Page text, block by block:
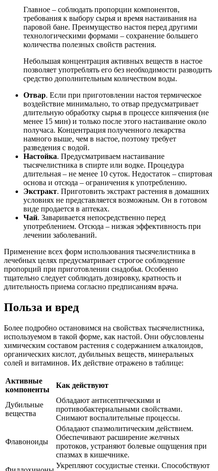
Главное – соблюдать пропорции компонентов,
требования к выбору сырья и время настаивания на
паровой бане. Преимущество настоя перед другими
технологическими формами – сохранение большего
количества полезных свойств растения.
Небольшая концентрация активных веществ в настое
позволяет употреблять его без необходимости разводить
средство дополнительным количеством воды.
Отвар. Если при приготовлении настоя термическое
воздействие минимально, то отвар предусматривает
длительную обработку сырья в процессе кипячения (не
менее 15 мин) и только после этого настаивание около
получаса. Концентрация полученного лекарства
намного выше, чем в настое, поэтому требует
разведения с водой.
Настойка. Предусматриваем настаивание
тысячелистника в спирте или водке. Процедура
длительная – не менее 10 суток. Недостаток – спиртовая
основа и отсюда – ограничения к употреблению.
Экстракт. Приготовить экстракт растения в домашних
условиях не представляется возможным. Он в готовом
виде продается в аптеках.
Чай. Заваривается непосредственно перед
употреблением. Отсюда – низкая эффективность при
лечении заболеваний.
Применение всех форм использования тысячелистника в
лечебных целях предусматривает строгое соблюдение
пропорций при приготовлении снадобья. Особенно
тщательно следует соблюдать дозировку, кратность и
длительность приема согласно предписаниям врача.
Польза и вред
Более подробно остановимся на свойствах тысячелистника,
используемом в такой форме, как настой. Они обусловлены
химическим составом растения с содержанием алкалоидов,
органических кислот, дубильных веществ, минеральных
солей и витаминов. Их действие отражено в таблице:
Активные
компоненты
Как действуют
Дубильные
вещества
Обладают антисептическими и
противобактериальными свойствами.
Снимают воспалительные процессы.
Флавоноиды
Обладают спазмолитическим действием.
Обеспечивают расширение желчных
протоков, устраняют болевые ощущения при
спазмах в кишечнике.
Укрепляют сосудистые стенки. Способствуют